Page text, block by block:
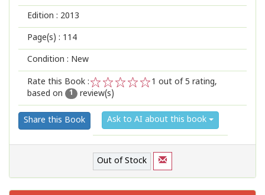
Edition : 2013
Page(s) : 114
Condition : New
Rate this Book :
2
1
1 out of 5 rating,
based on
1 review(s)
Share this Book Ask to AI about this book
Out of Stock